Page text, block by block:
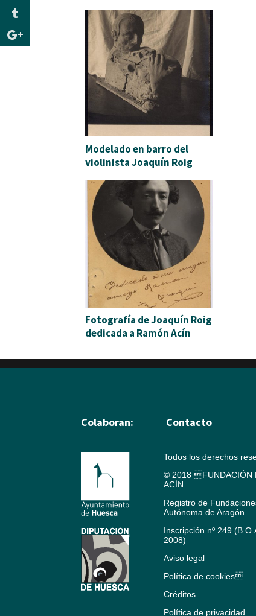
Modelado en barro del
violinista Joaquín Roig
Fotografía de Joaquín Roig
dedicada a Ramón Acín
Colaboran: Contacto
Todos los derechos
© 2018 FUNDACIÓN
ACÍN
Registro de
Autónoma de Aragón
Inscripción nº 249
2008)
Aviso legal
Política de cookies
Créditos
Política de privacidad